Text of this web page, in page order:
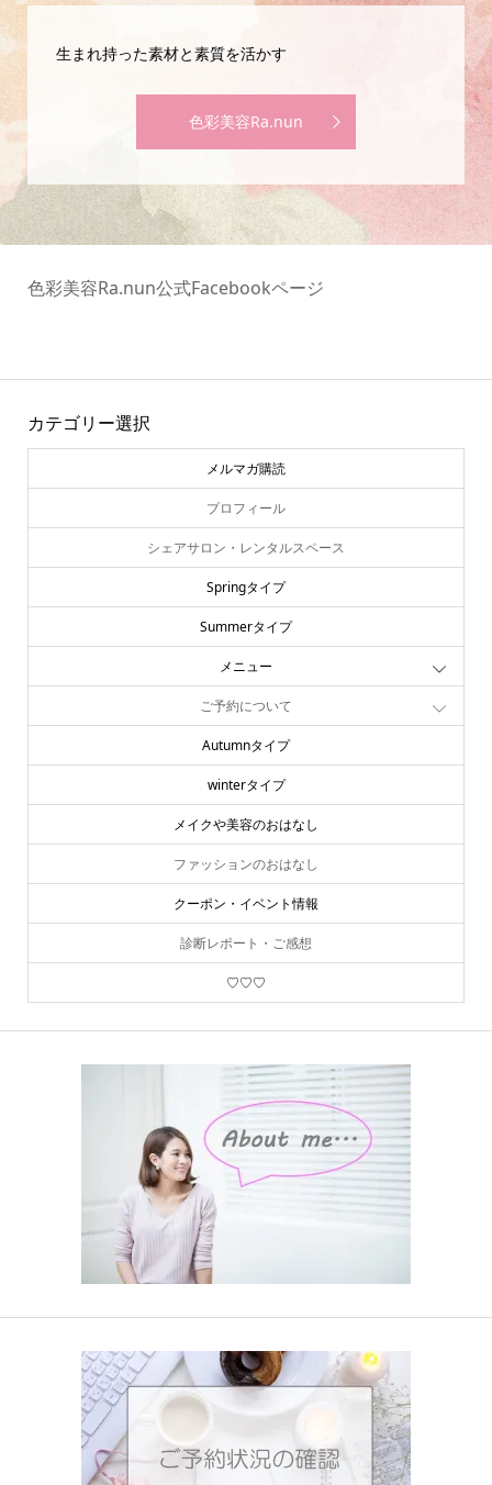
生まれ持った素材と素質を活かす
色彩美容Ra.nun
色彩美容Ra.nun公式Facebookページ
カテゴリー選択
メルマガ購読
プロフィール
シェアサロン・レンタルスペース
Springタイプ
Summerタイプ
メニュー
ご予約について
Autumnタイプ
winterタイプ
メイクや美容のおはなし
ファッションのおはなし
クーポン・イベント情報
診断レポート・ご感想
♡♡♡